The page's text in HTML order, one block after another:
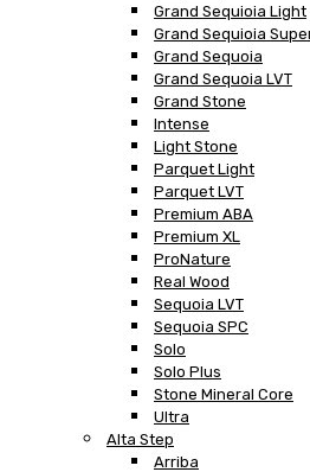
Grand Sequioia Light
Grand Sequioia
Grand Sequoia
Grand Sequoia LVT
Grand Stone
Intense
Light Stone
Parquet Light
Parquet LVT
Premium ABA
Premium XL
ProNature
Real Wood
Sequoia LVT
Sequoia SPC
Solo
Solo Plus
Stone Mineral Core
Ultra
Alta Step
Arriba